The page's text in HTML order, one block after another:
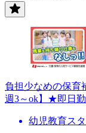
負担少なめの保育
週3～ok】★即日
幼児教育ス